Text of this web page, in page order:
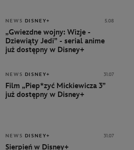
NEWS DISNEY+ 5.08
„Gwiezdne wojny: Wizje -
Dziewiąty Jedi” - serial anime
już dostępny w Disney+
NEWS DISNEY+ 31.07
Film „Piep*zyć Mickiewicza 3”
już dostępny w Disney+
NEWS DISNEY+ 31.07
Sierpień w Disney+